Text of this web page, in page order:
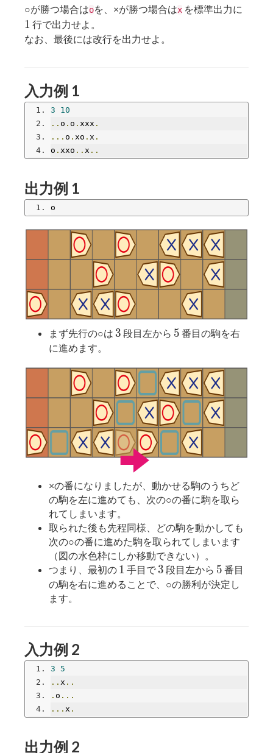
○が勝つ場合はoを、×が勝つ場合はx を標準出力に
1 行で出力せよ。
なお、最後には改行を出力せよ。
入力例 1
3
10
.. o . o . xxx .
... o . xo . x .
o . xxo .. x ..
出力例 1
o
まず先行の○は 3
3 段目左から 5
5 番目の駒を右
に進めます。
×の番になりましたが、動かせる駒のうちど
の駒を左に進めても、次の○の番に駒を取ら
れてしまいます。
取られた後も先程同様、どの駒を動かしても
次の○の番に進めた駒を取られてしまいます
（図の水色枠にしか移動できない）。
つまり、最初の 1
1 手目で 3
3 段目左から 5
5 番目
の駒を右に進めることで、○の勝利が決定し
ます。
入力例 2
3
5
.. x ..
. o ...
... x .
出力例 2